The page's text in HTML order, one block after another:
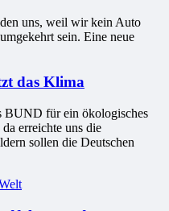
uns, weil wir kein Auto
sein. Eine neue
das Klima
BUND für ein ökologisches
erreichte uns die
sollen die Deutschen